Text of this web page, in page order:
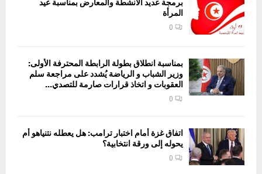
برمجة عديد الأنشطة والمعارض بمناسبة عيد
المرأة
0
بمناسبة انطلاق بطولة الرابطة المحترفة الأولى:
وزير الشباب و الرياضة يُشدد على مراجعة سلم
العقوبات و اتخاذ قرارات صارمة للتصدي...
0
اتفاق غزة أمام اختبار ترامب: هل يعطله نتنياهو أم
يحوله إلى ورقة انتخابية؟
0